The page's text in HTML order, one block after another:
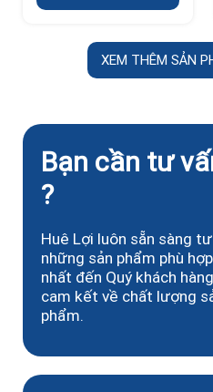
XEM THÊM SẢN
Bạn cần tư
?
Huê Lợi luôn sẵn sàng
những sản phẩm phù hợp
nhất đến Quý khách
cam kết về chất lượng
phẩm.